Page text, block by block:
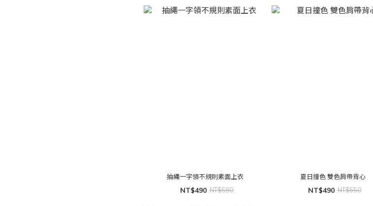
抽繩一字領不規則素面上衣
NT$490 NT$580
夏日撞色 雙色肩帶背心
NT$490 NT$550